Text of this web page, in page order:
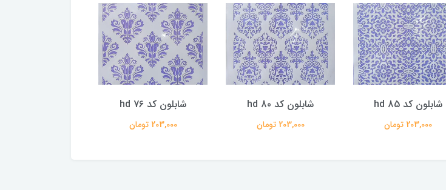
شابلون کد hd 85
203,000 تومان
شابلون کد hd 80
203,000 تومان
شابلون کد hd 76
203,000 تومان